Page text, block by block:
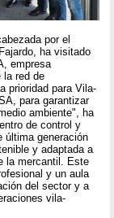
por el
ha visitado
empresa
la red de
prioridad para Vila-
para garantizar
ambiente", ha
de control y
última generación
y adaptada a
la mercantil. Este
y un aula
del sector y a
vila-